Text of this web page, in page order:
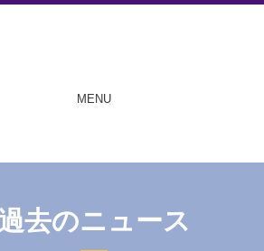
MENU
去のニュース